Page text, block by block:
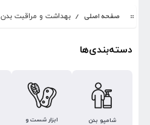
صفحه اصلی / بهداشت و مراقبت بدن
دسته‌بندی‌ها
شامپو بدن
ابزار شست و